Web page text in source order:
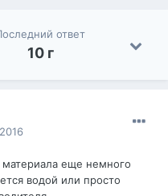
ответ
10 г
еще немного
водой или просто